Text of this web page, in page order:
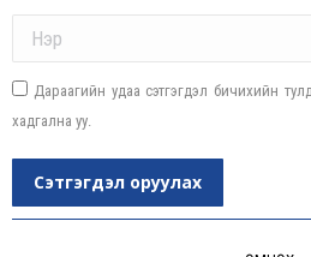
Дараагийн удаа сэтгэгдэл бичихийн
хадгална уу.
Сэтгэгдэл оруулах